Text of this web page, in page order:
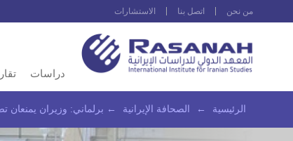
من نحن اتصل بنا الاستشارات
دراسات
الرئيسية ← الصحافة الإيرانية ← برلماني: وزيران يمنعان تصويت النوّاب